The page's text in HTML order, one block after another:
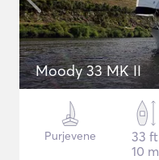
Moody 33 MK II
Purjevene
33 ft
10 m